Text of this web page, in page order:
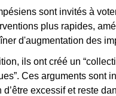
sont invités à
plus rapides,
d'augmentation des
ils ont créé un
Ces arguments sont
d’être excessif et reste